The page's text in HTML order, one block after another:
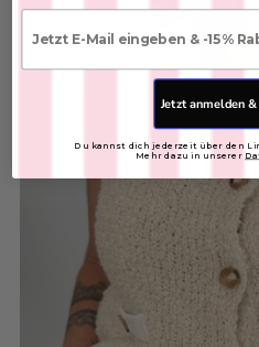
SKU: 2607095
FARBE:
Add to
Leather tie belt
SKU: 2601415
Jetzt anmelden
Du kannst dich jederzeit über den
Mehr dazu in unserer